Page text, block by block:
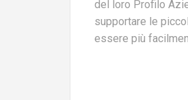
del loro Profilo
supportare le
essere più